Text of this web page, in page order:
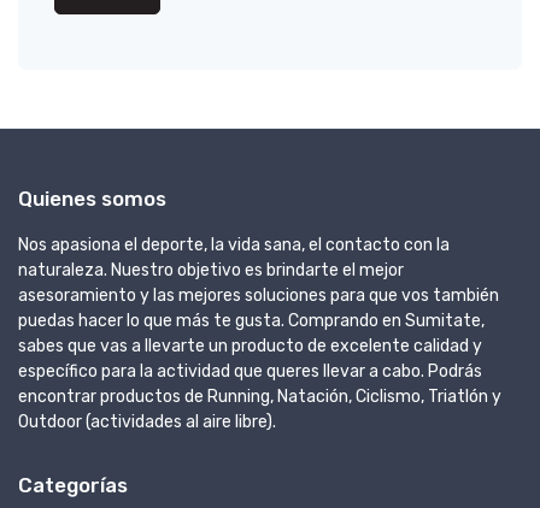
Quienes somos
Nos apasiona el deporte, la vida sana, el contacto con la
naturaleza. Nuestro objetivo es brindarte el mejor
asesoramiento y las mejores soluciones para que vos también
puedas hacer lo que más te gusta. Comprando en Sumitate,
sabes que vas a llevarte un producto de excelente calidad y
específico para la actividad que queres llevar a cabo. Podrás
encontrar productos de Running, Natación, Ciclismo, Triatlón y
Outdoor (actividades al aire libre).
Categorías